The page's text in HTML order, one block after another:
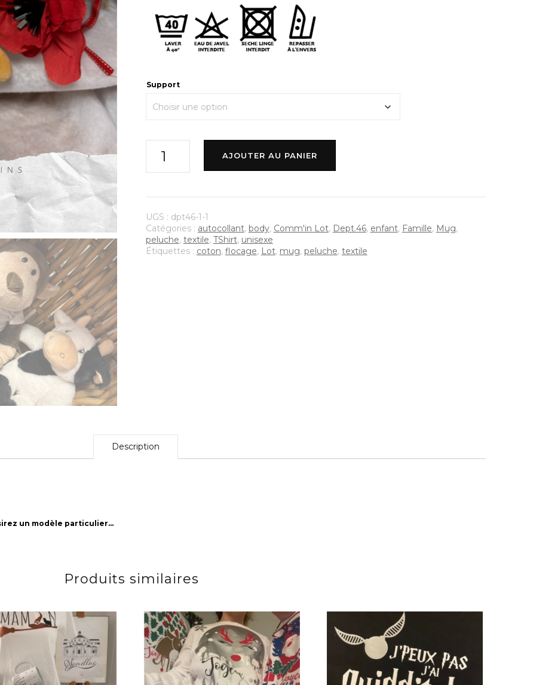
Support
AJOUTER AU PANIER
UGS : dpt46-1-1
Catégories : autocollant, body, Comm'in Lot, Dept.46, enfant, Famille, Mug,
peluche, textile, TShirt, unisexe
Étiquettes : coton, flocage, Lot, mug, peluche, textile
Description
un modèle particulier…
Produits similaires